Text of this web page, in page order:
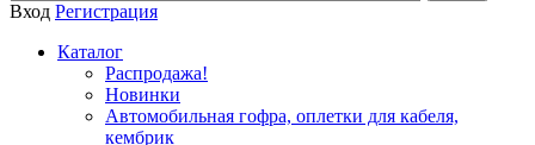
Вход Регистрация
Каталог
Распродажа!
Новинки
Автомобильная гофра, оплетки для кабеля,
кембрик